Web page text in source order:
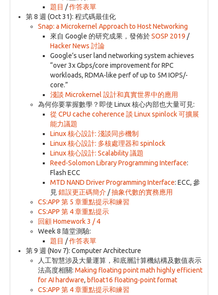
題目 /作答表單
第 8 週 (Oct 31): 程式碼最佳化
Snap: a Microkernel Approach to Host Networking
來自 Google 的研究成果，發佈於SOSP 2019 /
Hacker News 討論
Google’s user land networking system achieves
“over 3x Gbps/core improvement for RPC
workloads, RDMA-like perf of up to 5M IOPS/-
core.”
淺談 Microkernel 設計和真實世界中的應用
為何你要掌握數學？即使 Linux 核心內部也大量可見:
從 CPU cache coherence 談 Linux spinlock 可擴展
能力議題
Linux 核心設計: 淺談同步機制
Linux 核心設計: 多核處理器和 spinlock
Linux 核心設計: Scalability 議題
Reed-Solomon Library Programming Interface:
Flash ECC
MTD NAND Driver Programming Interface: ECC, 參
見錯誤更正碼簡介/抽象代數的實務應用
CS:APP 第 5 章重點提示和練習
CS:APP 第 4 章重點提示
回顧 Homework 3 / 4
Week 8 隨堂測驗:
題目 /作答表單
第 9 週 (Nov 7): Computer Architecture
人工智慧涉及大量運算，和底層計算機結構及數值表示
法高度相關: Making floating point math highly efficient
for AI hardware, bfloat16 floating-point format
CS:APP 第 4 章重點提示和練習